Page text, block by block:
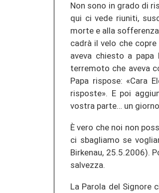
Non sono in grado di
qui ci vede riuniti,
morte e alla
cadrà il velo che
aveva chiesto a
terremoto che aveva
Papa rispose: «Cara
risposte». E poi
vostra parte… un
È vero che noi non
ci sbagliamo se
Birkenau, 25.5.2006).
salvezza.
La Parola del Signore